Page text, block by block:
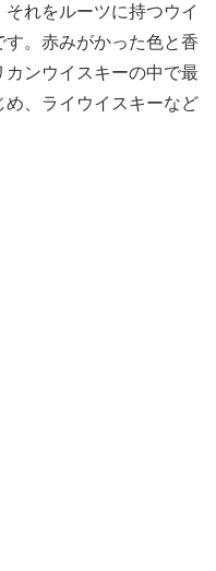
れをルーツに持つウイ
。赤みがかった色と香
ンウイスキーの中で最
め、ライウイスキーなど